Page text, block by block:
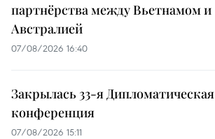
партнёрства между Вьетнамом и
Австралией
07/08/2026 16:40
Закрылась 33-я Дипломатическая
конференция
07/08/2026 15:11